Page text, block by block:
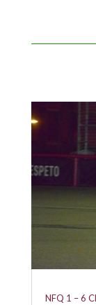
NFQ 1 – 6